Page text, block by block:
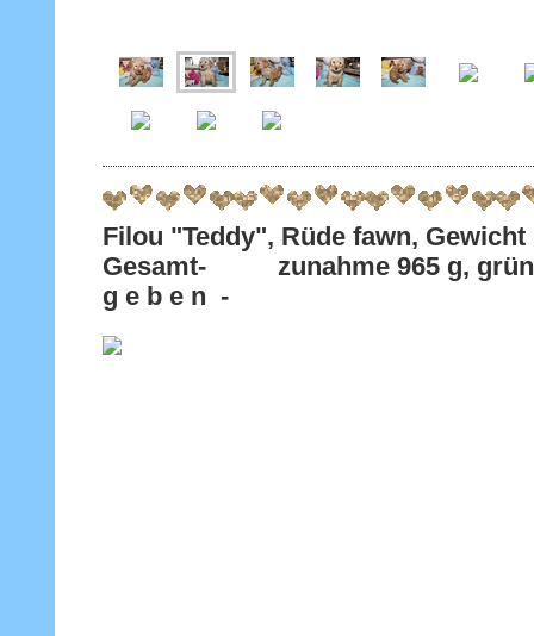
Filou "Teddy", Rüde fawn, Gewicht
Gesamt- zunahme 965 g,
g e b e n -